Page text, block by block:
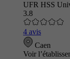
UFR HSS
3.8
4 avis
Caen
Voir